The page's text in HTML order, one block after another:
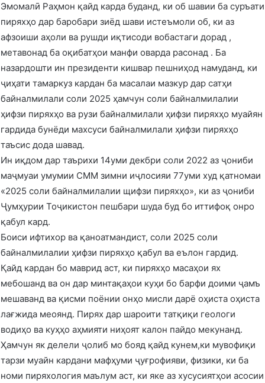
Эмомалӣ Раҳмон қайд карда буданд, ки об шавии ба суръати
пиряхҳо дар баробари зиёд шави истеъмоли об, ки аз
афзоиши аҳоли ва рушди иқтисоди вобастаги дорад ,
метавонад ба оқибатҳои манфи оварда расонад . Ба
назардошти ин президенти кишвар пешниҳод намуданд, ки
ҷиҳати тамаркуз кардан ба масалаи мазкур дар сатҳи
байналмилали соли 2025 ҳамчун соли байналмилалии
ҳифзи пиряхҳо ва рузи байналмилали ҳифзи пиряхҳо муайян
гардида бунёди махсуси байналмилали ҳифзи пиряхҳо
таъсис дода шавад.
Ин иқдом дар таърихи 14уми декбри соли 2022 аз ҷониби
маҷмуаи умумии СММ зимни иҷлосияи 77уми худ қатномаи
«2025 соли байналмилалии щифзи пиряхҳо», ки аз ҷониби
Ҷумҳурии Тоҷикистон пешбари шуда буд бо иттифоқ онро
қабул кард.
Боиси ифтихор ва қаноатмандист, соли 2025 соли
байналмилалии ҳифзи пиряхҳо қабул ва еълон гардид.
Қайд кардан бо маврид аст, ки пиряхҳо масаҳои ях
мебошанд ва он дар минтақаҳои куҳи бо барфи доими ҷамъ
мешаванд ва қисми поёнии онҳо мисли дарё оҳиста оҳиста
лағжида меоянд. Пирях дар шароити татқиқи геологи
водиҳо ва куҳҳо аҳмияти ниҳоят калон пайдо мекунанд.
Ҳамчун як делели ҷолиб мо бояд қайд кунем,ки мувофиқи
тарзи муайн кардани мафҳуми ҷуғрофияви, физики, ки ба
номи пиряхология маълум аст, ки яке аз хусусиятҳои асосии